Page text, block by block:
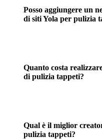
Posso aggiungere un
di siti Yola per pulizia
Quanto costa
di pulizia tappeti?
Qual è il miglior
pulizia tappeti?